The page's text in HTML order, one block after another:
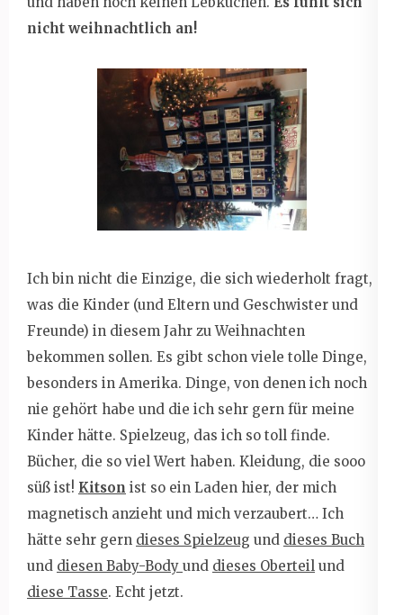
nicht weihnachtlich an!
Ich bin nicht die Einzige, die sich wiederholt fragt,
was die Kinder (und Eltern und Geschwister und
Freunde) in diesem Jahr zu Weihnachten
bekommen sollen. Es gibt schon viele tolle Dinge,
besonders in Amerika. Dinge, von denen ich noch
nie gehört habe und die ich sehr gern für meine
Kinder hätte. Spielzeug, das ich so toll finde.
Bücher, die so viel Wert haben. Kleidung, die sooo
süß ist! Kitson ist so ein Laden hier, der mich
magnetisch anzieht und mich verzaubert… Ich
hätte sehr gern dieses Spielzeug und dieses Buch
und diesen Baby-Body und dieses Oberteil und
diese Tasse. Echt jetzt.